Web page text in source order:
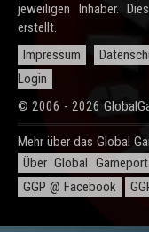
jeweiligen Inhaber.
erstellt.
Impressum
Login
© 2006 - 2026
Mehr über das Global
Über Global Gameport
GGP @ Facebook